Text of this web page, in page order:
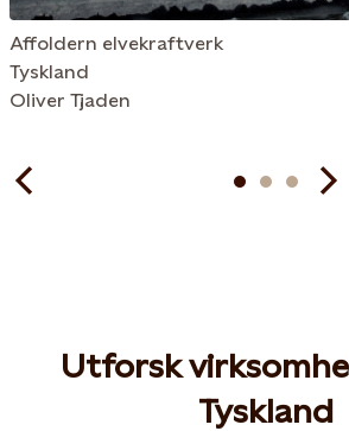
Affoldern elvekraftverk
Tyskland
Oliver Tjaden
Utforsk
Tyskland